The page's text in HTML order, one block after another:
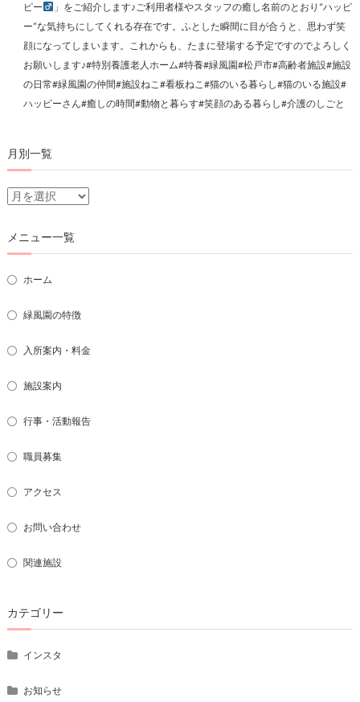
ピー
」をご紹介します♪ご利用者様やスタッフの癒し名前のとおり“ハッピ
ー”な気持ちにしてくれる存在です。ふとした瞬間に目が合うと、思わず笑
顔になってしまいます。これからも、たまに登場する予定ですのでよろしく
お願いします♪#特別養護老人ホーム#特養#緑風園#松戸市#高齢者施設#施設
の日常#緑風園の仲間#施設ねこ#看板ねこ#猫のいる暮らし#猫のいる施設#
ハッピーさん#癒しの時間#動物と暮らす#笑顔のある暮らし#介護のしごと
月別一覧
月
覧
メニュー一覧
ホーム
緑風園の特徴
入所案内・料金
施設案内
行事・活動報告
職員募集
アクセス
お問い合わせ
関連施設
カテゴリー
インスタ
お知らせ